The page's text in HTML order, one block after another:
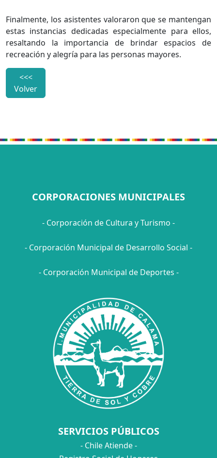
Finalmente, los asistentes valoraron que se mantengan
estas instancias dedicadas especialmente para ellos,
resaltando la importancia de brindar espacios de
recreación y alegría para las personas mayores.
<<<
Volver
CORPORACIONES MUNICIPALES
- Corporación de Cultura y Turismo -
- Corporación Municipal de Desarrollo Social -
- Corporación Municipal de Deportes -
SERVICIOS PÚBLICOS
- Chile Atiende -